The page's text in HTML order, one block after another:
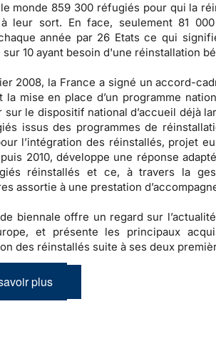
monde 859 300 réfugiés pour qui la
leur sort. En face, seulement 81
année par 26 Etats ce qui
sur 10 ayant besoin d'une réinstallation
2008, la France a signé un accord-
la mise en place d’un programme
sur le dispositif national d’accueil déjà
issus des programmes de
l’intégration des réinstallés, projet
2010, développe une réponse
réinstallés et ce, à travers la
assortie à une prestation
biennale offre un regard sur
et présente les principaux
des réinstallés suite à ses deux
plus